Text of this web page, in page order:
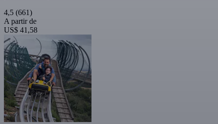
4,5 (661)
A partir de
US$ 41,58